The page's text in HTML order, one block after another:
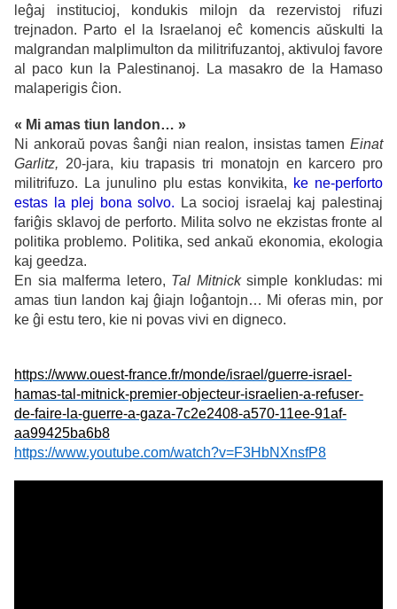
leĝaj institucioj, kondukis milojn da rezervistoj rifuzi
trejnadon. Parto el la Israelanoj eĉ komencis aŭskulti la
malgrandan malplimulton da militrifuzantoj, aktivuloj favore
al paco kun la Palestinanoj. La masakro de la Hamaso
malaperigis ĉion.
« Mi amas tiun landon… »
Ni ankoraŭ povas ŝanĝi nian realon, insistas tamen Einat
Garlitz, 20-jara, kiu trapasis tri monatojn en karcero pro
militrifuzo. La junulino plu estas konvikita, ke ne-perforto
estas la plej bona solvo. La socioj israelaj kaj palestinaj
fariĝis sklavoj de perforto. Milita solvo ne ekzistas fronte al
politika problemo. Politika, sed ankaŭ ekonomia, ekologia
kaj geedza.
En sia malferma letero, Tal Mitnicksimple konkludas: mi
amas tiun landon kaj ĝiajn loĝantojn… Mi oferas min, por
ke ĝi estu tero, kie ni povas vivi en digneco.
https://www.ouest-france.fr/monde/israel/guerre-israel-
hamas-tal-mitnick-premier-objecteur-israelien-a-refuser-
de-faire-la-guerre-a-gaza-7c2e2408-a570-11ee-91af-
aa99425ba6b8
https://www.youtube.com/watch?v=F3HbNXnsfP8